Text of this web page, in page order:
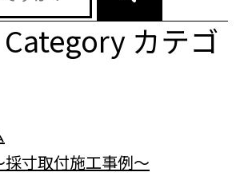
カテゴ
寸取付施工事例～